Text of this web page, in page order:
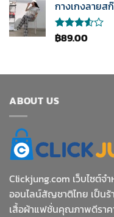
กางเกงลายส
ให้
1-5
฿89.00
ABOUT US
Clickjung.com เว็บไซต์จ
ออนไลน์สัญชาติไทย เป็นร้
เสื้อผ้าแฟชั่นคุณภาพดีรา